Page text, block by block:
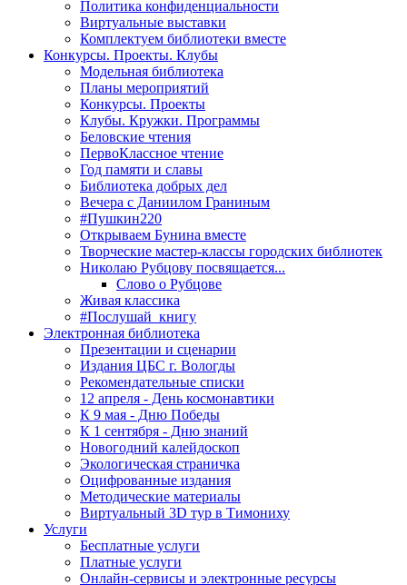
Политика конфиденциальности
Виртуальные выставки
Комплектуем библиотеки вместе
Конкурсы. Проекты. Клубы
Модельная библиотека
Планы мероприятий
Конкурсы. Проекты
Клубы. Кружки. Программы
Беловские чтения
ПервоКлассное чтение
Год памяти и славы
Библиотека добрых дел
Вечера с Даниилом Граниным
#Пушкин220
Открываем Бунина вместе
Творческие мастер-классы городских библиотек
Николаю Рубцову посвящается...
Слово о Рубцове
Живая классика
#Послушай_книгу
Электронная библиотека
Презентации и сценарии
Издания ЦБС г. Вологды
Рекомендательные списки
12 апреля - День космонавтики
К 9 мая - Дню Победы
К 1 сентября - Дню знаний
Новогодний калейдоскоп
Экологическая страничка
Оцифрованные издания
Методические материалы
Виртуальный 3D тур в Тимониху
Услуги
Бесплатные услуги
Платные услуги
Онлайн-сервисы и электронные ресурсы